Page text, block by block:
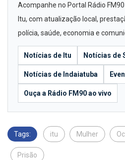
Acompanhe no Portal Rádio
Itu, com atualização local,
polícia, saúde, economia e
Notícias de Itu Notícias de
Notícias de Indaiatuba
Ouça a Rádio FM90 ao vivo
Tags: itu Mulher
Prisão